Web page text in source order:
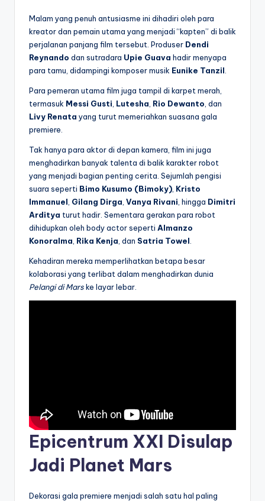
Malam yang penuh antusiasme ini dihadiri oleh para
kreator dan pemain utama yang menjadi “kapten” di balik
perjalanan panjang film tersebut. Produser Dendi
Reynando dan sutradara Upie Guava hadir menyapa
para tamu, didampingi komposer musik Eunike Tanzil
Para pemeran utama film juga tampil di karpet merah,
termasuk Messi Gusti Lutesha Rio Dewanto , dan
Livy Renata yang turut memeriahkan suasana gala
premiere.
Tak hanya para aktor di depan kamera, film ini juga
menghadirkan banyak talenta di balik karakter robot
yang menjadi bagian penting cerita. Sejumlah pengisi
suara seperti Bimo Kusumo (Bimoky) Kristo
Immanuel Gilang Dirga Vanya Rivani , hingga Dimitri
Arditya turut hadir. Sementara gerakan para robot
dihidupkan oleh body actor seperti Almanzo
Konoralma Rika Kenja , dan Satria Towel
Kehadiran mereka memperlihatkan betapa besar
kolaborasi yang terlibat dalam menghadirkan dunia
Pelangi di Marske layar lebar.
Epicentrum XXI Disulap
Jadi Planet Mars
Dekorasi gala premiere menjadi salah satu hal paling